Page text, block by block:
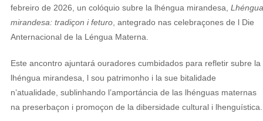
febreiro de 2026, un colóquio subre la lhéngua mirandesa, Lhéngua
mirandesa: tradiçon i feturo , antegrado nas celebraçones de l Die
Anternacional de la Léngua Materna.
Este ancontro ajuntará ouradores cumbidados para refletir subre la
lhéngua mirandesa, l sou patrimonho i la sue bitalidade
n’atualidade, sublinhando l’amportáncia de las lhénguas maternas
na preserbaçon i promoçon de la dibersidade cultural i lhenguística.